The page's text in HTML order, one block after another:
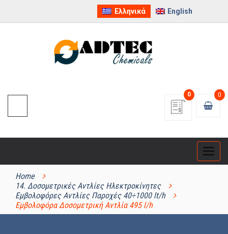
Ελληνικά English
0
0
Home
14. Δοσομετρικές Αντλίες Ηλεκτροκίνητες
Εμβολοφόρες Αντλίες Παροχές 40÷1000 lt/h
Εμβολοφόρα Δοσομετρική Αντλία 495 l/h